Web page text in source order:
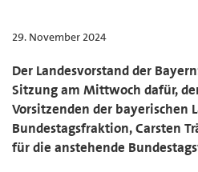
29. November 2024
Der Landesvorstand der
Sitzung am Mittwoch dafür,
Vorsitzenden der bayerischen
Bundestagsfraktion, Carsten
für die anstehende